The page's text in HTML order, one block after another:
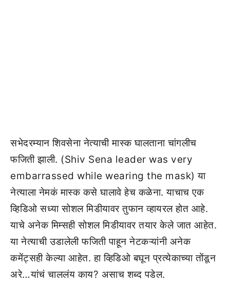
सभेदरम्यान शिवसेना नेत्याची मास्क घालताना चांगलीच
फजिती झाली. (Shiv Sena leader was very
embarrassed while wearing the mask) या
नेत्याला नेमकं मास्क कसे घालावे हेच कळेना. याचाच एक
व्हिडिओ सध्या सोशल मिडीयावर तुफान व्हायरल होत आहे.
याचे अनेक मिम्सही सोशल मिडीयावर तयार केले जात आहेत.
या नेत्याची उडालेली फजिती पाहून नेटकऱ्यांनी अनेक
कमेंट्सही केल्या आहेत. हा व्हिडिओ बघून प्रत्येकाच्या तोंडून
अरे…यांचं चाललंय काय? असाच शब्द पडेल.